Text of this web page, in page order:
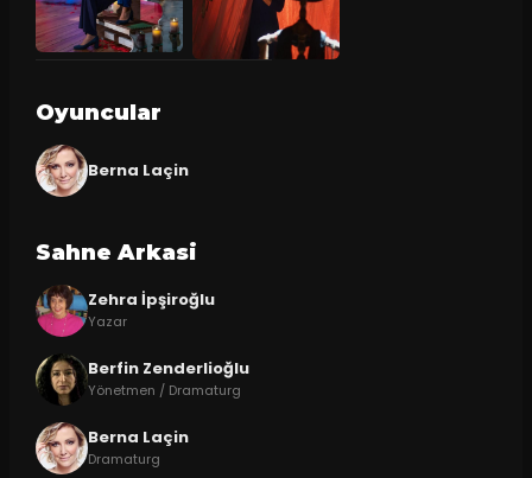
Oyuncular
Berna Laçin
Sahne Arkasi
Zehra İpşiroğlu
Yazar
Berfin Zenderlioğlu
Yönetmen / Dramaturg
Berna Laçin
Dramaturg